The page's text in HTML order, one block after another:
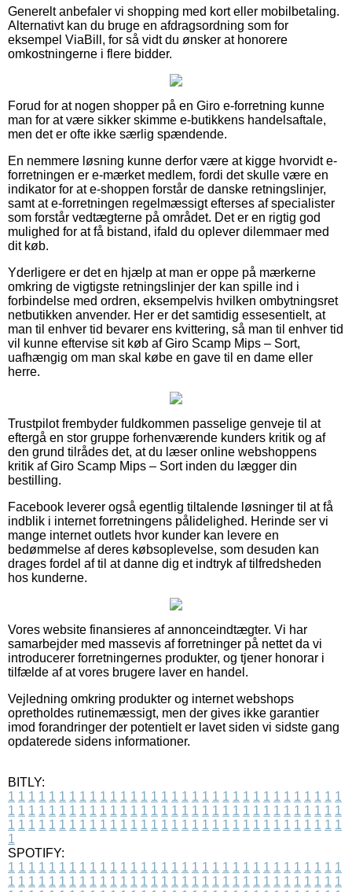
Generelt anbefaler vi shopping med kort eller mobilbetaling.
Alternativt kan du bruge en afdragsordning som for
eksempel ViaBill, for så vidt du ønsker at honorere
omkostningerne i flere bidder.
Forud for at nogen shopper på en Giro e-forretning kunne
man for at være sikker skimme e-butikkens handelsaftale,
men det er ofte ikke særlig spændende.
En nemmere løsning kunne derfor være at kigge hvorvidt e-
forretningen er e-mærket medlem, fordi det skulle være en
indikator for at e-shoppen forstår de danske retningslinjer,
samt at e-forretningen regelmæssigt efterses af specialister
som forstår vedtægterne på området. Det er en rigtig god
mulighed for at få bistand, ifald du oplever dilemmaer med
dit køb.
Yderligere er det en hjælp at man er oppe på mærkerne
omkring de vigtigste retningslinjer der kan spille ind i
forbindelse med ordren, eksempelvis hvilken ombytningsret
netbutikken anvender. Her er det samtidig essesentielt, at
man til enhver tid bevarer ens kvittering, så man til enhver tid
vil kunne eftervise sit køb af Giro Scamp Mips – Sort,
uafhængig om man skal købe en gave til en dame eller
herre.
Trustpilot frembyder fuldkommen passelige genveje til at
eftergå en stor gruppe forhenværende kunders kritik og af
den grund tilrådes det, at du læser online webshoppens
kritik af Giro Scamp Mips – Sort inden du lægger din
bestilling.
Facebook leverer også egentlig tiltalende løsninger til at få
indblik i internet forretningens pålidelighed. Herinde ser vi
mange internet outlets hvor kunder kan levere en
bedømmelse af deres købsoplevelse, som desuden kan
drages fordel af til at danne dig et indtryk af tilfredsheden
hos kunderne.
Vores website finansieres af annonceindtægter. Vi har
samarbejder med massevis af forretninger på nettet da vi
introducerer forretningernes produkter, og tjener honorar i
tilfælde af at vores brugere laver en handel.
Vejledning omkring produkter og internet webshops
opretholdes rutinemæssigt, men der gives ikke garantier
imod forandringer der potentielt er lavet siden vi sidste gang
opdaterede sidens informationer.
BITLY:
1 1 1 1 1 1 1 1 1 1 1 1 1 1 1 1 1 1 1 1 1 1 1 1 1 1 1 1 1 1 1 1 1
1 1 1 1 1 1 1 1 1 1 1 1 1 1 1 1 1 1 1 1 1 1 1 1 1 1 1 1 1 1 1 1 1
1 1 1 1 1 1 1 1 1 1 1 1 1 1 1 1 1 1 1 1 1 1 1 1 1 1 1 1 1 1 1 1 1
1
SPOTIFY:
1 1 1 1 1 1 1 1 1 1 1 1 1 1 1 1 1 1 1 1 1 1 1 1 1 1 1 1 1 1 1 1 1
1 1 1 1 1 1 1 1 1 1 1 1 1 1 1 1 1 1 1 1 1 1 1 1 1 1 1 1 1 1 1 1 1